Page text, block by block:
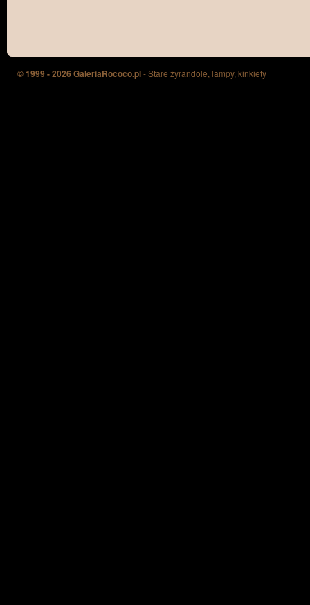
© 1999 - 2026 GaleriaRococo.pl- Stare żyrandole, lampy, kinkiety